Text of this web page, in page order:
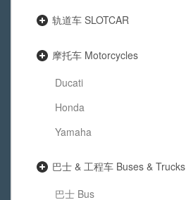
轨道车 SLOTCAR
摩托车 Motorcycles
Ducati
Honda
Yamaha
巴士 & 工程车 Buses & Trucks
巴士 Bus